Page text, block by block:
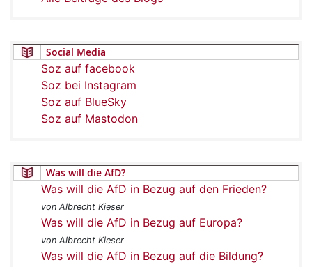
Social Media
Soz auf facebook
Soz bei Instagram
Soz auf BlueSky
Soz auf Mastodon
Was will die AfD?
Was will die AfD in Bezug auf den Frieden?
von Albrecht Kieser
Was will die AfD in Bezug auf Europa?
von Albrecht Kieser
Was will die AfD in Bezug auf die Bildung?